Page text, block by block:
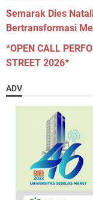
Semarak Dies
Bertransformasi
*OPEN CALL
STREET 2026*
ADV